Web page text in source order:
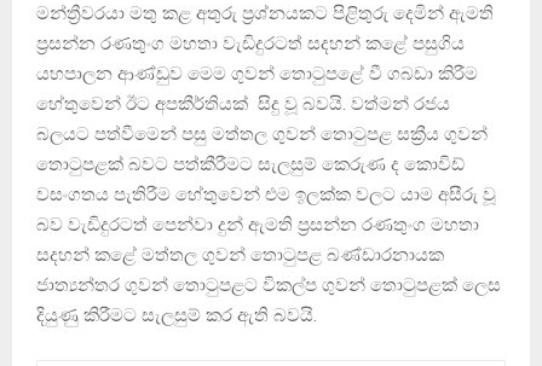
මන්ත්‍රීවරයා මතු කළ අතුරු ප්‍රශ්නයකට පිළිතුරු දෙමින් ඇමති
ප්‍රසන්න රණතුංග මහතා වැඩිදුරටත් සදහන් කළේ පසුගිය
යහපාලන ආණ්ඩුව මෙම ගුවන් තොටුපළේ වී ගබඩා කිරීම
හේතුවෙන් ඊට අපකීර්තියක් සිදු වූ බවයි. වත්මන් රජය
බලයට පත්වීමෙන් පසු මත්තල ගුවන් තොටුපළ සක්‍රීය ගුවන්
තොටුපළක් බවට පත්කීරීමට සැලසුම් කෙරුණ ද කොවිඩ්
වසංගතය පැතිරීම හේතුවෙන් එම ඉලක්ක වලට යාම අසීරු වූ
බව වැඩිදුරටත් පෙන්වා දුන් ඇමති ප්‍රසන්න රණතුංග මහතා
සදහන් කළේ මත්තල ගුවන් තොටුපළ බණ්ඩාරනායක
ජාත්‍යන්තර ගුවන් තොටුපළට විකල්ප ගුවන් තොටුපළක් ලෙස
දියුණු කිරීමට සැලසුම් කර ඇති බවයි.